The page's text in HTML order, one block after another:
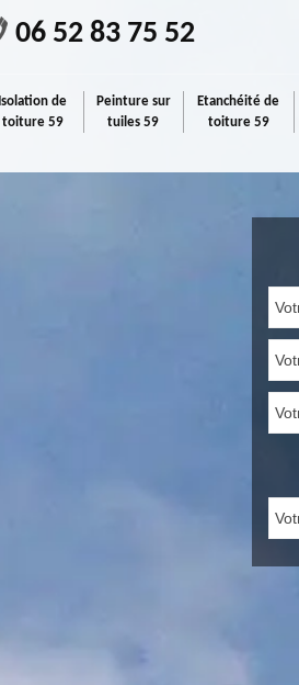
06 52 83 75 52
Isolation de
toiture 59
Peinture sur
tuiles 59
Etanchéité de
toiture 59